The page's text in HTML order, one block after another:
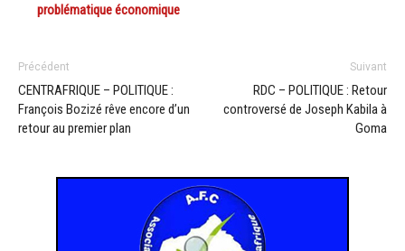
problématique économique
Précédent
CENTRAFRIQUE – POLITIQUE :
François Bozizé rêve encore d’un
retour au premier plan
Suivant
RDC – POLITIQUE : Retour
controversé de Joseph Kabila à
Goma